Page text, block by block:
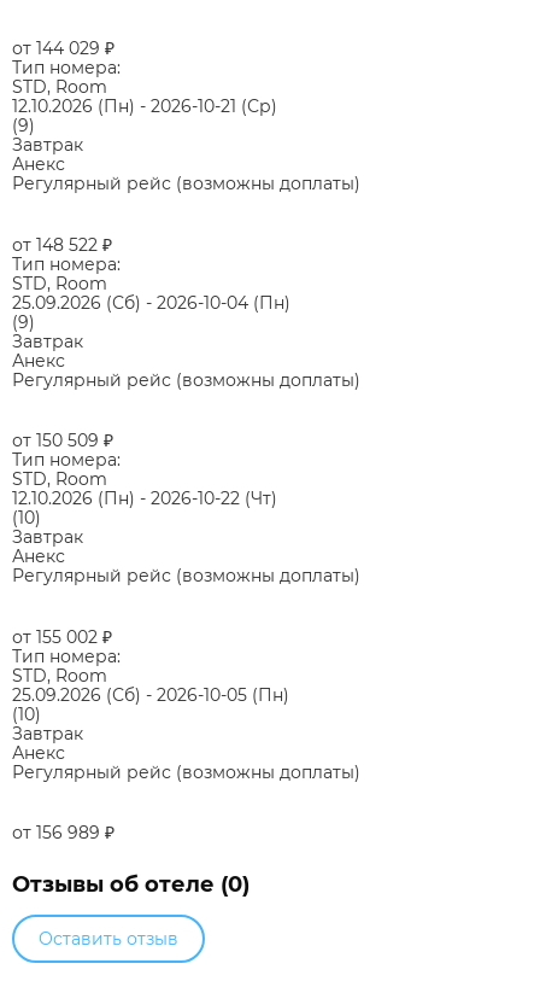
от 144 029 ₽
Тип номера:
STD, Room
12.10.2026 (Пн) - 2026-10-21 (Ср)
(9)
Завтрак
Анекс
Регулярный рейс (возможны доплаты)
от 148 522 ₽
Тип номера:
STD, Room
25.09.2026 (Сб) - 2026-10-04 (Пн)
(9)
Завтрак
Анекс
Регулярный рейс (возможны доплаты)
от 150 509 ₽
Тип номера:
STD, Room
12.10.2026 (Пн) - 2026-10-22 (Чт)
(10)
Завтрак
Анекс
Регулярный рейс (возможны доплаты)
от 155 002 ₽
Тип номера:
STD, Room
25.09.2026 (Сб) - 2026-10-05 (Пн)
(10)
Завтрак
Анекс
Регулярный рейс (возможны доплаты)
от 156 989 ₽
Отзывы об отеле (0)
Оставить отзыв